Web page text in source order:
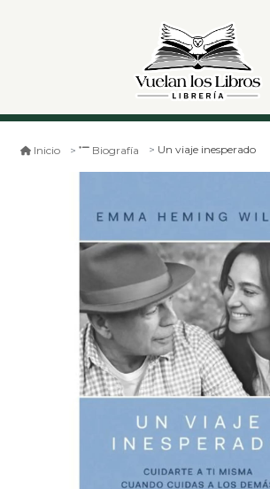
Inicio Biografía Un viaje inesperado